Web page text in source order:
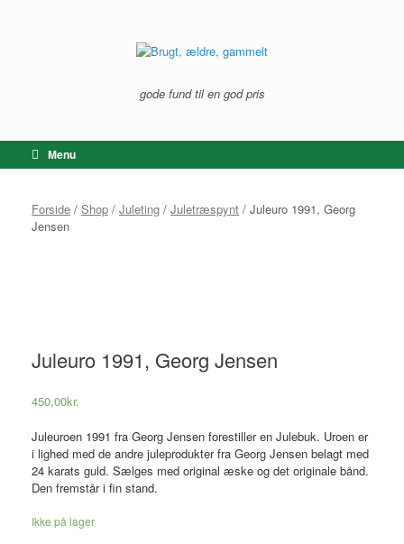
gode fund til en god pris
Menu
Forside / Shop / Juleting / Juletræspynt / Juleuro 1991, Georg
Jensen
Juleuro 1991, Georg Jensen
450,00kr.
Juleuroen 1991 fra Georg Jensen forestiller en Julebuk. Uroen er
i lighed med de andre juleprodukter fra Georg Jensen belagt med
24 karats guld. Sælges med original æske og det originale bånd.
Den fremstår i fin stand.
Ikke på lager